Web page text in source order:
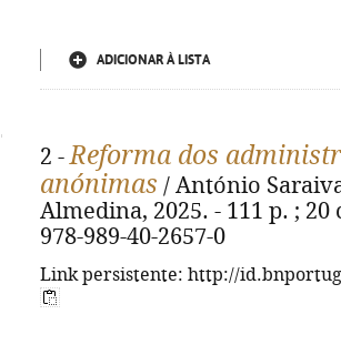
ADICIONAR À LISTA
2 -Reforma dos
anónimas / António
Almedina, 2025. - 111 p. ;
978-989-40-2657-0
Link persistente: http://